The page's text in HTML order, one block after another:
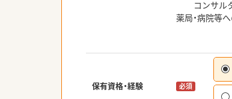
コンサル
薬局・病院等
保有資格・経験 必須